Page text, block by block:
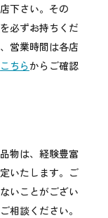
下さい。その
必ずお持ちくだ
営業時間は各店
こちらからご確認
物は、経験豊富
いたします。ご
いことがござい
相談ください。